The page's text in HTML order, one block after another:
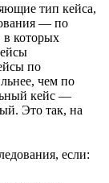
тип кейса,
— по
в которых
по
чем по
кейс —
Это так, на
если: